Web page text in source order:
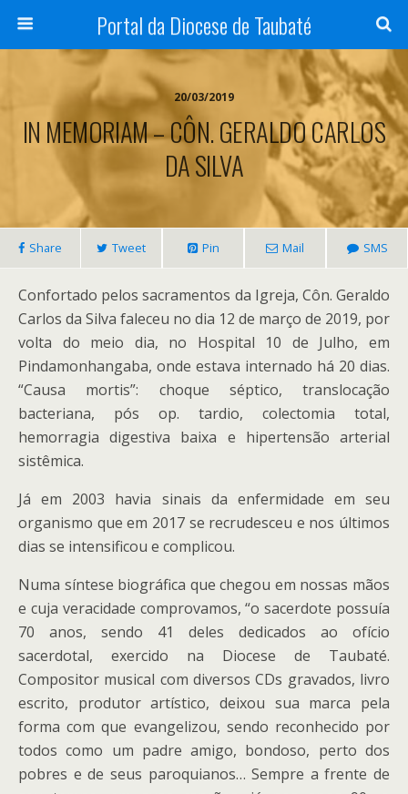
Portal da Diocese de Taubaté
20/03/2019
IN MEMORIAM – CÔN. GERALDO CARLOS
DA SILVA
Share Tweet Pin Mail SMS
Confortado pelos sacramentos da Igreja, Côn. Geraldo
Carlos da Silva faleceu no dia 12 de março de 2019, por
volta do meio dia, no Hospital 10 de Julho, em
Pindamonhangaba, onde estava internado há 20 dias.
“Causa mortis”: choque séptico, translocação
bacteriana, pós op. tardio, colectomia total,
hemorragia digestiva baixa e hipertensão arterial
sistêmica.
Já em 2003 havia sinais da enfermidade em seu
organismo que em 2017 se recrudesceu e nos últimos
dias se intensificou e complicou.
Numa síntese biográfica que chegou em nossas mãos
e cuja veracidade comprovamos, “o sacerdote possuía
70 anos, sendo 41 deles dedicados ao ofício
sacerdotal, exercido na Diocese de Taubaté.
Compositor musical com diversos CDs gravados, livro
escrito, produtor artístico, deixou sua marca pela
forma com que evangelizou, sendo reconhecido por
todos como um padre amigo, bondoso, perto dos
pobres e de seus paroquianos… Sempre a frente de